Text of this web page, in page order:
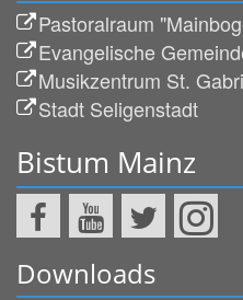
Pastoralraum
Evangelische
Musikzentrum St.
Stadt Seligenstadt
Bistum Mainz
Downloads